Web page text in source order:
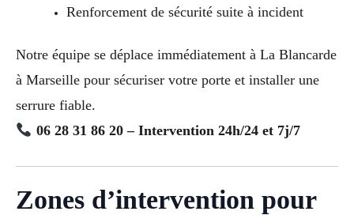
Renforcement de sécurité suite à incident
Notre équipe se déplace immédiatement à La Blancarde
à Marseille pour sécuriser votre porte et installer une
serrure fiable.
06 28 31 86 20 – Intervention 24h/24 et 7j/7
Zones d’intervention pour